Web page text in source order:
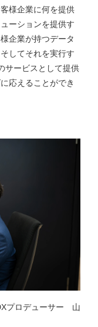
様企業に何を提供
ーションを提供す
企業が持つデータ
してそれを実行す
サービスとして提供
応えることができ
プロデューサー 山